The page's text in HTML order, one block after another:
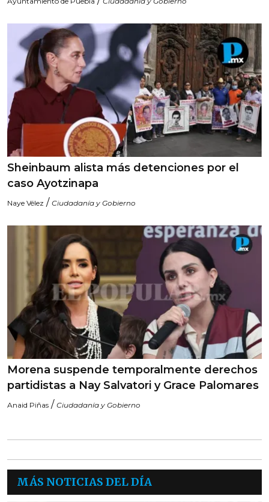
Sheinbaum alista más detenciones por el
caso Ayotzinapa
Naye Vélez / Ciudadanía y Gobierno
Morena suspende temporalmente derechos
partidistas a Nay Salvatori y Grace Palomares
Anaid Piñas / Ciudadanía y Gobierno
MÁS NOTICIAS DEL DÍA